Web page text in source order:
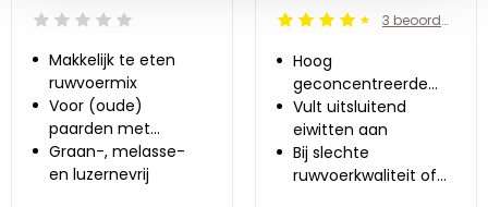
Beoordeling: 0/5
Makkelijk te eten
ruwvoermix
Voor (oude)
paarden met
verminderde
gebitsfunctie
Graan-, melasse-
en luzernevrij
Beoordeling: 4.5/5 3 beoordelingen
Hoog
geconcentreerde
eiwitbron
Vult uitsluitend
eiwitten aan
Bij slechte
ruwvoerkwaliteit of